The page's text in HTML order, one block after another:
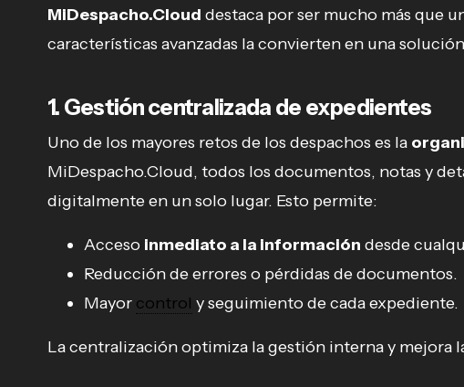
MiDespacho.Cloud destaca por ser mucho más que
características avanzadas la convierten en una
1. Gestión centralizada de expedientes
Uno de los mayores retos de los despachos es la
MiDespacho.Cloud, todos los documentos, notas y
digitalmente en un solo lugar. Esto permite:
Acceso inmediato a la información desde
Reducción de errores o pérdidas de documentos.
Mayor control y seguimiento de cada expediente.
La centralización optimiza la gestión interna y mejora